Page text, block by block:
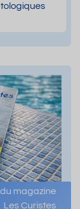
magazine
Les Curistes